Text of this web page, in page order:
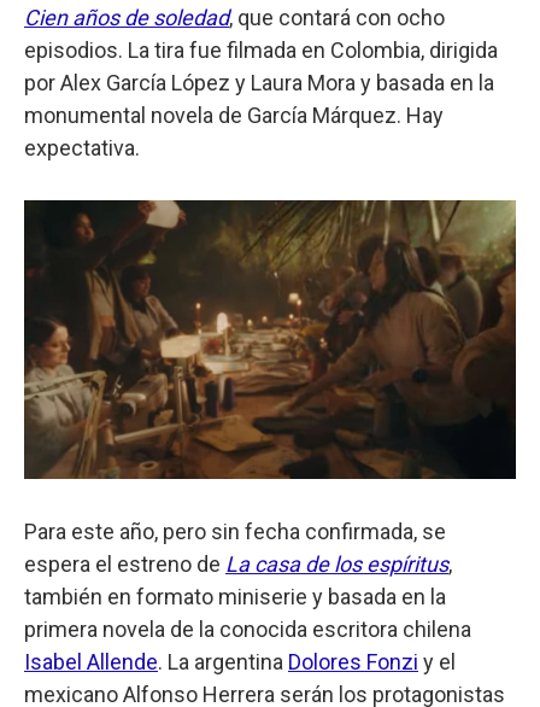
Cien años de soledad, que contará con ocho
episodios. La tira fue filmada en Colombia, dirigida
por Alex García López y Laura Mora y basada en la
monumental novela de García Márquez. Hay
expectativa.
Para este año, pero sin fecha confirmada, se
espera el estreno de La casa de los espíritus,
también en formato miniserie y basada en la
primera novela de la conocida escritora chilena
Isabel Allende. La argentina Dolores Fonzi y el
mexicano Alfonso Herrera serán los protagonistas